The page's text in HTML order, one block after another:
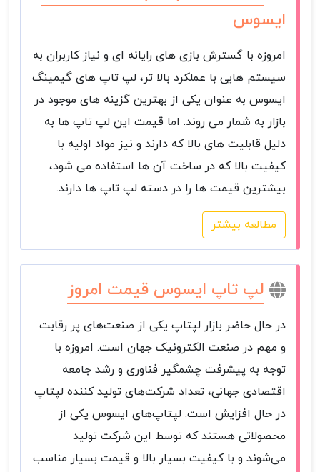
ایسوس
امروزه با گسترش بازی های رایانه ای و نیاز کاربران به
سیستم هایی با عملکرد بالا تر، لپ تاپ های گیمینگ
ایسوس به عنوان یکی از بهترین گزینه های موجود در
بازار به شمار می روند. اما قیمت این لپ تاپ ها به
دلیل قابلیت های بالا که دارند و نیز مواد اولیه با
کیفیت بالا که در ساخت آن ها استفاده می شود،
بیشترین قیمت ها را در دسته لپ تاپ ها دارند.
مطالعه بیشتر
لپ تاپ ایسوس قیمت امروز
در حال حاضر بازار لپتاپ یکی از صنعت‌های پر رقابت
و مهم در صنعت الکترونیک جهان است. امروزه با
توجه به پیشرفت چشمگیر فناوری و رشد جامعه
اقتصادی جهانی، تعداد شرکت‌های تولید کننده لپتاپ
در حال افزایش است. لپتاپ‌های ایسوس یکی از
محصولاتی هستند که توسط این شرکت تولید
می‌شوند و با کیفیت بسیار بالا و قیمت بسیار مناسب